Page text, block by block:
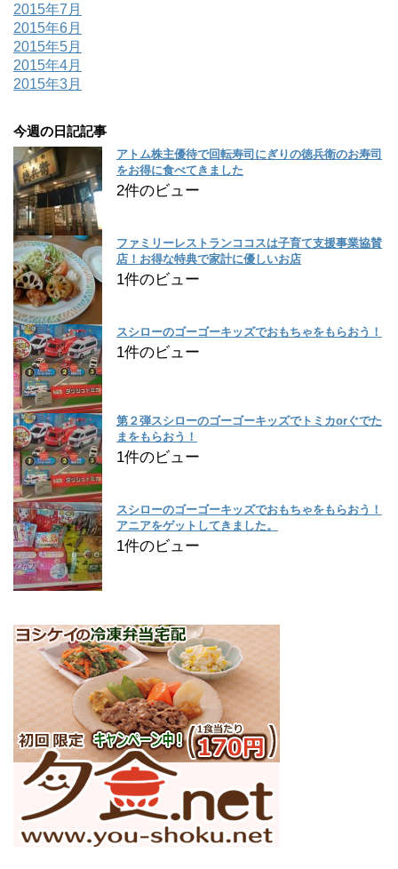
2015年7月
2015年6月
2015年5月
2015年4月
2015年3月
今週の日記記事
アトム株主優待で回転寿司にぎりの徳兵衛のお寿司
をお得に食べてきました
2件のビュー
ファミリーレストランココスは子育て支援事業協賛
店！お得な特典で家計に優しいお店
1件のビュー
スシローのゴーゴーキッズでおもちゃをもらおう！
1件のビュー
第２弾スシローのゴーゴーキッズでトミカorぐでた
まをもらおう！
1件のビュー
スシローのゴーゴーキッズでおもちゃをもらおう！
アニアをゲットしてきました。
1件のビュー